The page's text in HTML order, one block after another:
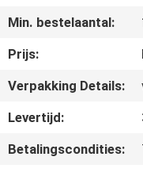
NEEM
CONTACT
MET
ONS
OP
Min. bestelaantal:
Prijs:
Verpakking Details:
Levertijd:
Betalingscondities: